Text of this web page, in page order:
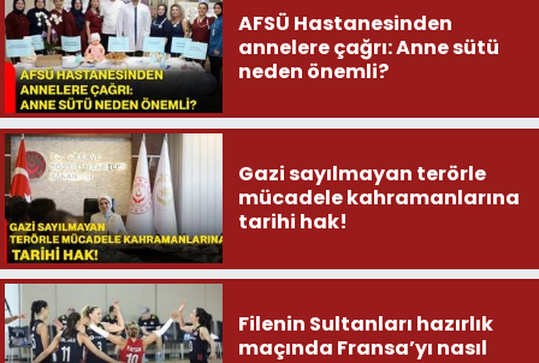
AFSÜ Hastanesinden
annelere çağrı: Anne sütü
neden önemli?
Gazi sayılmayan terörle
mücadele kahramanlarına
tarihi hak!
Filenin Sultanları hazırlık
maçında Fransa’yı nasıl